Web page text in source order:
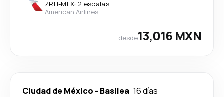
ZRH-MEX· 2 escalas
American Airlines
desde13,016 MXN
Ciudad de México - Basilea 16 días